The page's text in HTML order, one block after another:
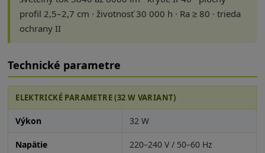
profil 2,5–2,7 cm · životnosť 30 000 h · Ra ≥ 80 · trieda
ochrany II
Technické parametre
ELEKTRICKÉ PARAMETRE (32 W VARIANT)
Výkon 32 W
Napätie 220–240 V / 50–60 Hz